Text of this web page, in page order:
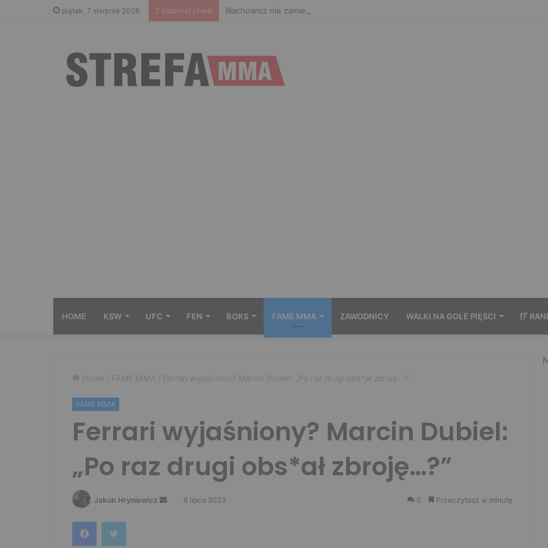
piątek, 7 sierpnia 2026 Z ostatniej chwili Błachowicz nie zamierza odpuszczać. Odpowiedział na słowa Whittakera!
HOME KSW UFC FEN BOKS FAME MMA ZAWODNICY WALKI NA GOŁE PIĘŚCI
Home / FAME MMA / Ferrari wyjaśniony? Marcin Dubiel: „Po raz drugi obs*ał zbroję…?”
FAME MMA
Ferrari wyjaśniony? Marcin Dubiel:
„Po raz drugi obs*ał zbroję…?”
Jakub Hryniewicz
Send 8 lipca 2023 0 Przeczytasz w minutę
FacebookTwitter